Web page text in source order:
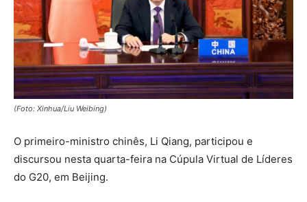
(Foto: Xinhua/Liu Weibing)
O primeiro-ministro chinês, Li Qiang, participou e
discursou nesta quarta-feira na Cúpula Virtual de Líderes
do G20, em Beijing.